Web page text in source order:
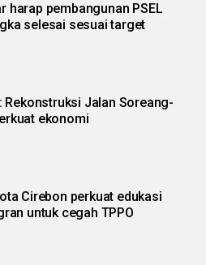
harap pembangunan PSEL
selesai sesuai target
ekonomi
Cirebon perkuat edukasi
untuk cegah TPPO